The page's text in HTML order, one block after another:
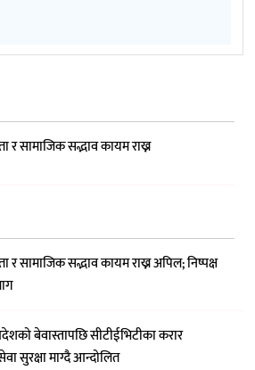
र सामाजिक सद्भाव कायम राख्न
र सामाजिक सद्भाव कायम राख्न अपिल; निष्पक्ष
बेवास्तापछि सीटीईभिटीका करार
सुरक्षा माग्दै आन्दोलित